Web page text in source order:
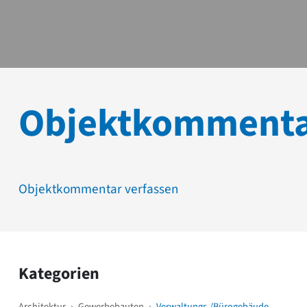
Objektkommentar verfassen
Kategorien